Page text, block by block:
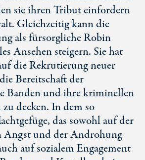
sie ihren Tribut einfordern
Gleichzeitig kann die
als fürsorgliche Robin
Ansehen steigern. Sie hat
die Rekrutierung neuer
Bereitschaft der
Banden und ihre kriminellen
decken. In dem so
das sowohl auf der
Angst und der Androhung
auf sozialem Engagement